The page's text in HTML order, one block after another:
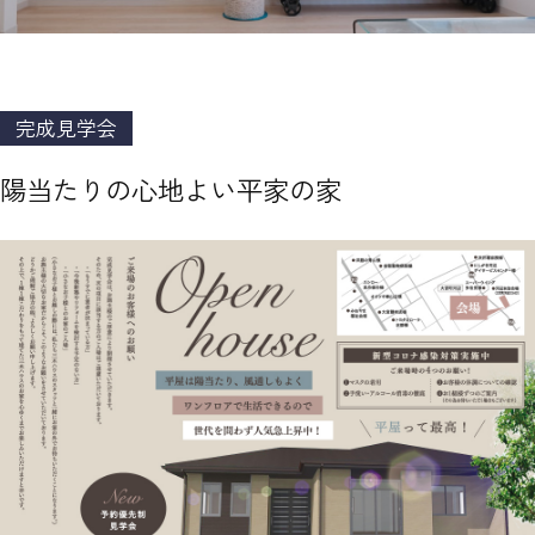
完成見学会
陽当たりの心地よい平家の家